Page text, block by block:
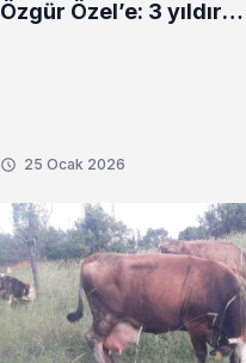
Özgür Özel’e: 3 yıldır
25 Ocak 2026